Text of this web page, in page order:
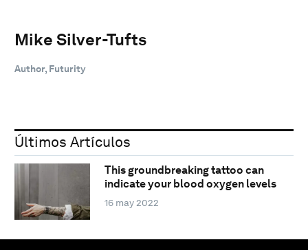
Mike Silver-Tufts
Author, Futurity
Últimos Artículos
This groundbreaking tattoo can
indicate your blood oxygen levels
16 may 2022